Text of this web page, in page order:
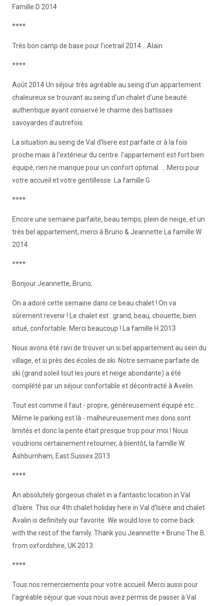
Famille D 2014
****
Très bon camp de base pour l'icetrail 2014....Alain
****
Août 2014 Un séjour très agréable au seing d'un appartement
chaleureux se trouvant au seing d'un chalet d'une beauté
authentique ayant conservé le charme des battisses
savoyardes d'autrefois.
La situation au seing de Val d'Isere est parfaite cr à la fois
proche mais à l'extérieur du centre. l'appartement est fort bien
équipé, rien ne manque pour un confort optimal. ....Merci pour
votre accueil et votre gentillesse. La famille G
****
Encore une semaine parfaite, beau temps, plein de neige, et un
très bel appartement, merci à Bruno & Jeannette La famille W
2014
****
Bonjour Jeannette, Bruno,
On a adoré cette semaine dans ce beau chalet ! On va
sûrement revenir ! Le chalet est : grand, beau, chouette, bien
situé, confortable. Merci beaucoup ! La famille H.2013
Nous avons été ravi de trouver un si bel appartement au sein du
village, et si près des écoles de ski. Notre semaine parfaite de
ski (grand soleil tout les jours et neige abondante) a été
complété par un séjour confortable et décontracté à Avelin.
Tout est comme il faut - propre, généreusement équipé etc...
Même le parking est là - malheureusement mes dons sont
limités et donc la pente était presque trop pour moi ! Nous
voudrions certainement retourner, à bientôt, la famille W.
Ashburnham, East Sussex 2013
****
An absolutely gorgeous chalet in a fantastic location in Val
d'Isère. This our 4th chalet holiday here in Val d'Isère and chalet
Avalin is definitely our favorite. We would love to come back
with the rest of the family. Thank you Jeannette + Bruno The B.
from oxfordshire, UK 2013
****
Tous nos remerciements pour votre accueil. Merci aussi pour
l'agréable séjour que vous nous avez permis de passer à Val